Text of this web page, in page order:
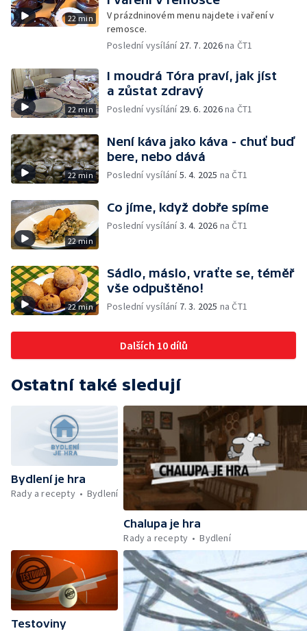
22 min
V prázdninovém menu najdete i vaření v
remosce.
Poslední vysílání 27. 7. 2026na ČT1
22 min
I moudrá Tóra praví, jak jíst
a zůstat zdravý
Poslední vysílání 29. 6. 2026na ČT1
22 min
Není káva jako káva - chuť buď
bere, nebo dává
Poslední vysílání5. 4. 2025 na ČT1
22 min
Co jíme, když dobře spíme
Poslední vysílání3. 4. 2026 na ČT1
22 min
Sádlo, máslo, vraťte se, téměř
vše odpuštěno!
Poslední vysílání 7. 3. 2025 na ČT1
Dalších 10 dílů
Ostatní také sledují
Bydlení je hra
Rady a recepty
Bydlení
Chalupa je hra
Rady a recepty
Bydlení
Testoviny